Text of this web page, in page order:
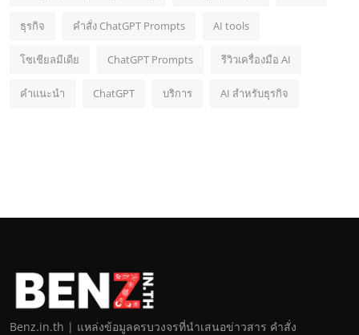
ธุรกิจ คำสั่ง ChatGPT Prompts AI tools
โซเชียลมีเดีย ChatGPT Prompts รีวิวเครื่องมือ AI
คำแนะนำ ChatGPT บริการ AI สำหรับธุรกิจ
Benz.in.th | แหล่งข้อมูลครบวงจรที่นำเสนอข่าวสาร คำสั่ง